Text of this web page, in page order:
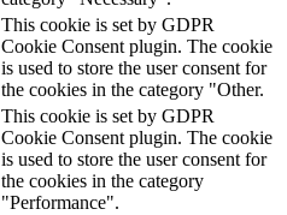
This cookie is set by GDPR
Cookie Consent plugin. The cookie
is used to store the user consent for
the cookies in the category "Other.
This cookie is set by GDPR
Cookie Consent plugin. The cookie
is used to store the user consent for
the cookies in the category
"Performance".